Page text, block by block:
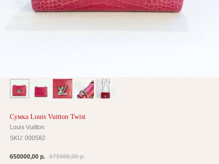
Сумка Louis Vuitton Twist
Louis Vuitton
SKU: 000582
650000,00 р. 675000,00 р.